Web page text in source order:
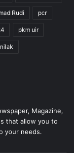
Rudi pcr
pkm uir
Magazine,
that allow you to
your needs.